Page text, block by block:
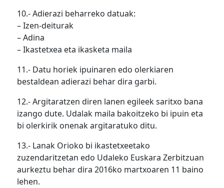
10.- Adierazi beharreko datuak:
– Izen-deiturak
– Adina
– Ikastetxea eta ikasketa maila
11.- Datu horiek ipuinaren edo olerkiaren
bestaldean adierazi behar dira garbi.
12.- Argitaratzen diren lanen egileek saritxo bana
izango dute. Udalak maila bakoitzeko bi ipuin eta
bi olerkirik onenak argitaratuko ditu.
13.- Lanak Orioko bi ikastetxeetako
zuzendaritzetan edo Udaleko Euskara Zerbitzuan
aurkeztu behar dira 2016ko martxoaren 11 baino
lehen.